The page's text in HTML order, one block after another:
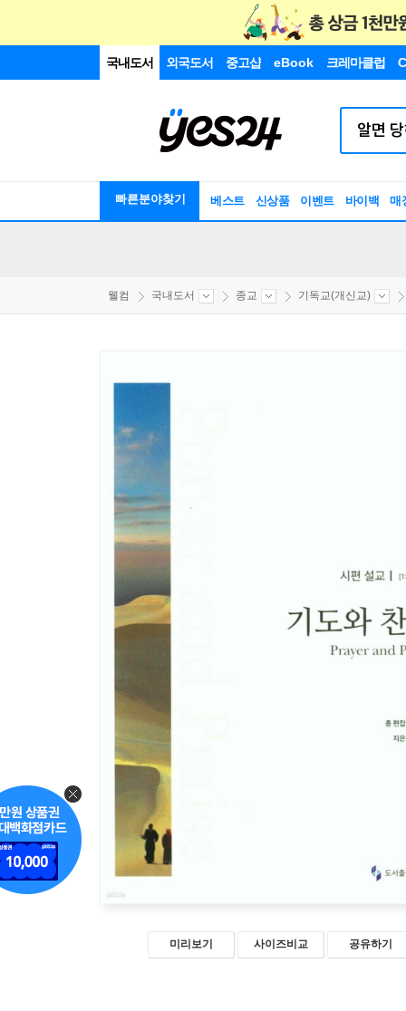
국내도서 외국도서 중고샵 eBook 크레마클럽
빠른분야찾기 베스트 신상품 이벤트 바이백 매
웰컴 국내도서 종교 기독교(개신교)
미리보기 사이즈비교 공유하기